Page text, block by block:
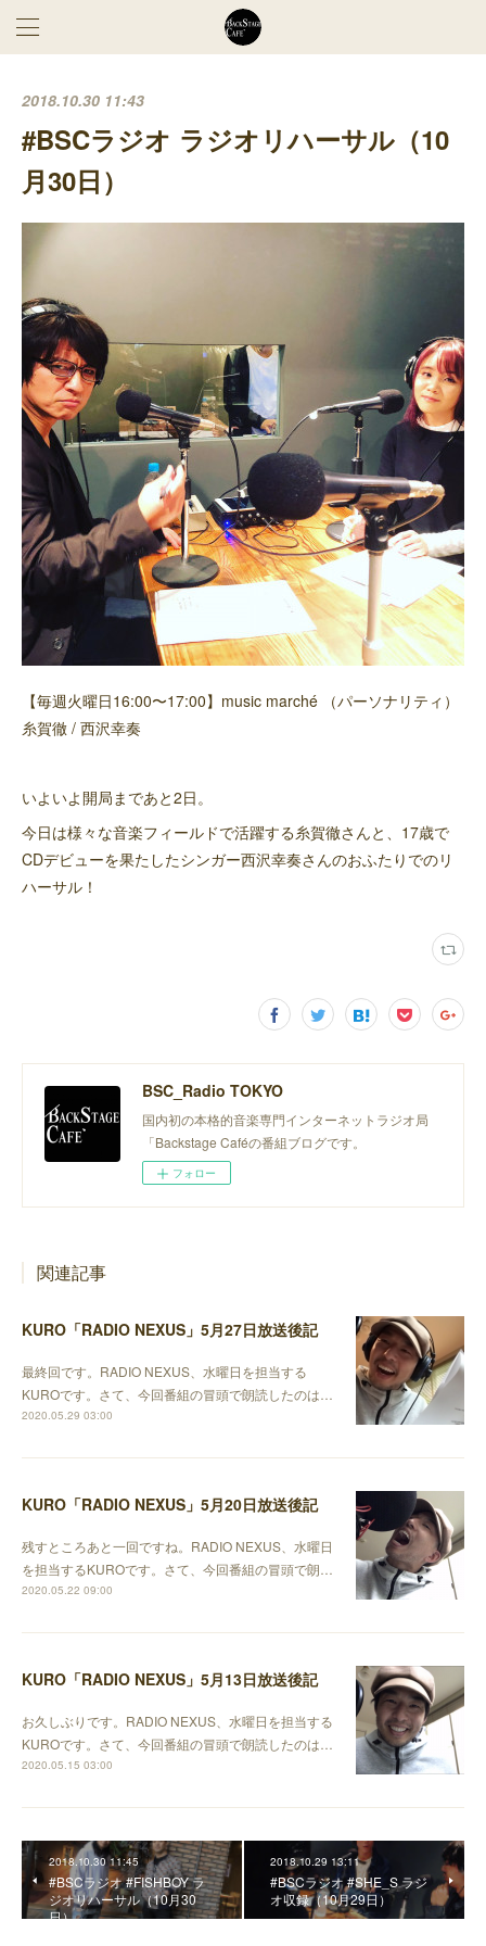
2018.10.30 11:43
#BSCラジオ ラジオリハーサル（10
月30日）
【毎週火曜日16:00〜17:00】music marché （パーソナリティ）
糸賀徹 / 西沢幸奏
いよいよ開局まであと2日。
今日は様々な音楽フィールドで活躍する糸賀徹さんと、17歳で
CDデビューを果たしたシンガー西沢幸奏さんのおふたりでのリ
ハーサル！
BSC_Radio TOKYO
国内初の本格的音楽専門インターネットラジオ局
「Backstage Caféの番組ブログです。
フォロー
関連記事
KURO「RADIO NEXUS」5月27日放送後記
最終回です。RADIO NEXUS、水曜日を担当する
KUROです。さて、今回番組の冒頭で朗読したのは…
2020.05.29 03:00
KURO「RADIO NEXUS」5月20日放送後記
残すところあと一回ですね。RADIO NEXUS、水曜日
を担当するKUROです。さて、今回番組の冒頭で朗…
2020.05.22 09:00
KURO「RADIO NEXUS」5月13日放送後記
お久しぶりです。RADIO NEXUS、水曜日を担当する
KUROです。さて、今回番組の冒頭で朗読したのは…
2020.05.15 03:00
2018.10.30 11:45
#BSCラジオ #FISHBOY ラ
ジオリハーサル（10月30
日）
2018.10.29 13:11
#BSCラジオ #SHE_S ラジ
オ収録（10月29日）